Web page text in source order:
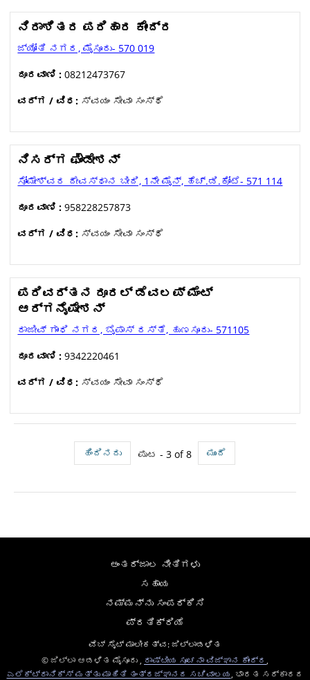
ನಿರಾಶಿತರ ಪರಿಹಾರ ಕೇಂದ್ರ
ಜ್ಯೋತಿ ನಗರ, ಮೈಸೂರು- 570 019
ದೂರವಾಣಿ : 08212473767
ವರ್ಗ / ವಿಧ: ಸ್ವಯಂ ಸೇವಾ ಸಂಸ್ಥೆ
ನಿಸರ್ಗ ಫೌಂಡೇಶನ್
ಸೋಮೇಶ್ವರ ದೇವಸ್ಥಾನ ಬೀದಿ, 1ನೇ ಮೈನ್, ಹೆಚ್.ಡಿ.ಕೋಟೆ- 571 114
ದೂರವಾಣಿ : 958228257873
ವರ್ಗ / ವಿಧ: ಸ್ವಯಂ ಸೇವಾ ಸಂಸ್ಥೆ
ಪರಿವರ್ತನ ರೂರಲ್ ಡೆವಲಪ್ ಮೆಂಟ್
ಆರ್ಗನೈಷೇಶನ್
ರಾಜೀವ್ ಗಾಂಧಿ ನಗರ, ಬೈಪಾಸ್ ರಸ್ತೆ, ಹುಣಸೂರು- 571105
ದೂರವಾಣಿ : 9342220461
ವರ್ಗ / ವಿಧ: ಸ್ವಯಂ ಸೇವಾ ಸಂಸ್ಥೆ
ಹಿಂದಿನದು ಪುಟ - 3 of 8 ಮುಂದೆ
ಅಂತರ್ಜಾಲ ನೀತಿಗಳು
ಸಹಾಯ
ನಮ್ಮನ್ನು ಸಂಪರ್ಕಿಸಿ
ಪ್ರತಿಕ್ರಿಯೆ
ವೆಬ್ ಸೈಟ್ ಮಾಲೀಕತ್ವ: ಜಿಲ್ಲಾಡಳಿತ
© ಜಿಲ್ಲಾ ಆಡಳಿತ ಮೈಸೂರು ,
ರಾಷ್ಟೀಯ ಸೂಚನಾ ವಿಜ್ಞಾನ ಕೇಂದ್ರ
ಎಲೆಕ್ಟ್ರಾನಿಕ್ಸ್ ಮತ್ತು ಮಾಹಿತಿ ತಂತ್ರಜ್ಞಾನದ ಸಚಿವಾಲಯ , ಭಾರತ ಸರ್ಕಾರದ